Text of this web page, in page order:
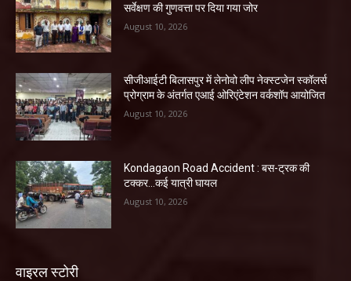
सर्वेक्षण की गुणवत्ता पर दिया गया जोर
August 10, 2026
सीजीआईटी बिलासपुर में लेनोवो लीप नेक्स्टजेन स्कॉलर्स
प्रोग्राम के अंतर्गत एआई ओरिएंटेशन वर्कशॉप आयोजित
August 10, 2026
Kondagaon Road Accident : बस-ट्रक की
टक्कर…कई यात्री घायल
August 10, 2026
वाइरल स्टोरी